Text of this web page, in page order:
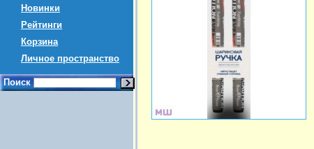
Новинки
Рейтинги
Корзина
Личное пространство
Поиск